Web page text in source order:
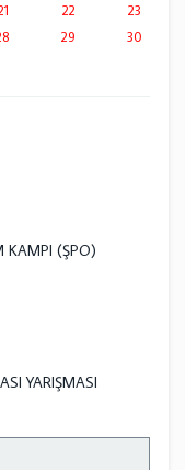
22
23
29
30
KAMPI (ŞPO)
YARIŞMASI